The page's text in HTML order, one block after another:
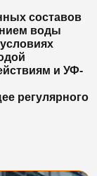
составов
воды
и УФ-
регулярного